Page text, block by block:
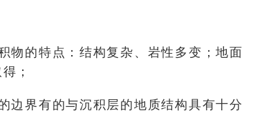
物的特点：结构复杂、岩性多变；地面
；
边界有的与沉积层的地质结构具有十分